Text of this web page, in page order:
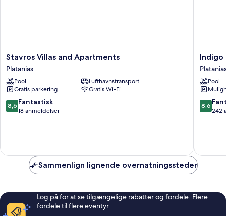
Stavros
Villas
and
Apartments
Platanias
Stavros Villas and Apartments
Platanias
Pool
Lufthavnstransport
Gratis parkering
Gratis Wi-Fi
8.6
ud
anmeldelser
8,6 Fantastisk
18 anmeldelser
Indigo
Mare
Hotel
Platanias
Pool
8.6
ud
8,6
242
Sammenlign lignende overnatningssteder
Log på for at se tilgængelige rabatter og fordele. Flere
fordele til flere eventyr.